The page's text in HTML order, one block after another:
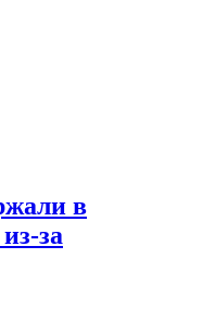
в
за